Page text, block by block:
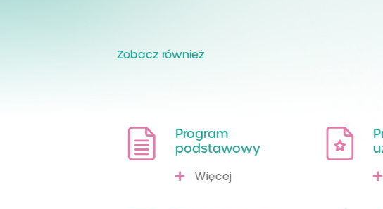
Zobacz również
Program
podstawowy
Więcej